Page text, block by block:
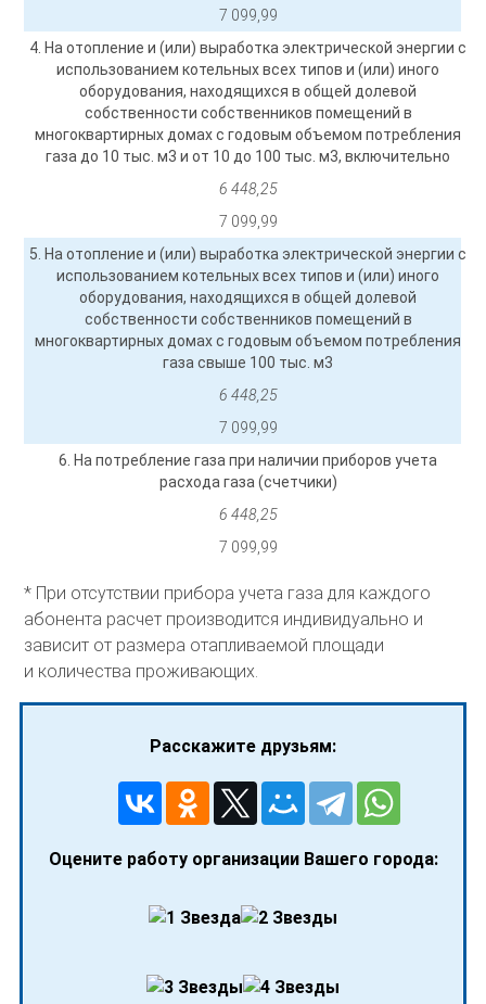
7 099,99
4. На отопление и (или) выработка электрической энергии с
использованием котельных всех типов и (или) иного
оборудования, находящихся в общей долевой
собственности собственников помещений в
многоквартирных домах с годовым объемом потребления
газа до 10 тыс. м3 и от 10 до 100 тыс. м3, включительно
6 448,25
7 099,99
5. На отопление и (или) выработка электрической энергии с
использованием котельных всех типов и (или) иного
оборудования, находящихся в общей долевой
собственности собственников помещений в
многоквартирных домах с годовым объемом потребления
газа свыше 100 тыс. м3
6 448,25
7 099,99
6. На потребление газа при наличии приборов учета
расхода газа (счетчики)
6 448,25
7 099,99
* При отсутствии прибора учета газа для каждого
абонента расчет производится индивидуально и
зависит от размера отапливаемой площади
и количества проживающих.
Расскажите друзьям:
Оцените работу организации Вашего города: